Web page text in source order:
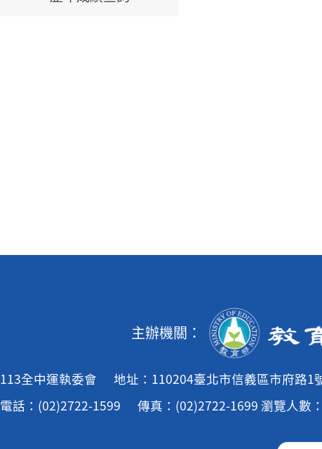
主辦機關：
113全中運執委會 地址：110204臺北市信義區市府路1
電話：(02)2722-1599
傳真：(02)2722-1699 瀏覽人數